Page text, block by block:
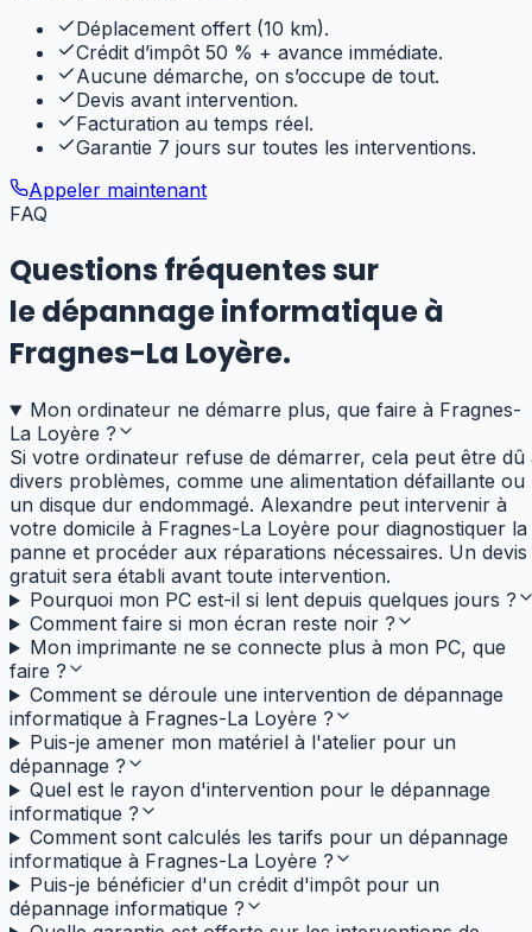
Déplacement offert (10 km).
Crédit d’impôt 50 % + avance immédiate.
Aucune démarche, on s’occupe de tout.
Devis avant intervention.
Facturation au temps réel.
Garantie 7 jours sur toutes les interventions.
Appeler maintenant
FAQ
Questions fréquentes sur
le dépannage informatiqueà
Fragnes-La Loyère.
Mon ordinateur ne démarre plus, que faire à Fragnes-
La Loyère ?
Si votre ordinateur refuse de démarrer, cela peut être dû
divers problèmes, comme une alimentation défaillante ou
un disque dur endommagé. Alexandre peut intervenir à
votre domicile à Fragnes-La Loyère pour diagnostiquer la
panne et procéder aux réparations nécessaires. Un devis
gratuit sera établi avant toute intervention.
Pourquoi mon PC est-il si lent depuis quelques jours ?
Comment faire si mon écran reste noir ?
Mon imprimante ne se connecte plus à mon PC, que
faire ?
Comment se déroule une intervention de dépannage
informatique à Fragnes-La Loyère ?
Puis-je amener mon matériel à l'atelier pour un
dépannage ?
Quel est le rayon d'intervention pour le dépannage
informatique ?
Comment sont calculés les tarifs pour un dépannage
informatique à Fragnes-La Loyère ?
Puis-je bénéficier d'un crédit d'impôt pour un
dépannage informatique ?